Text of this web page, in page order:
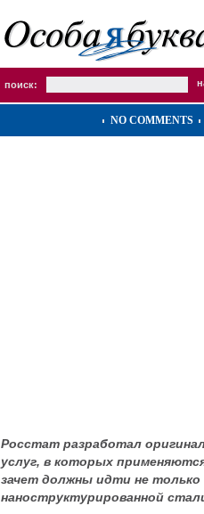
поиск:
NO COMMENTS
Росстат разработал
услуг, в которых
зачет должны идти не
наноструктурированной